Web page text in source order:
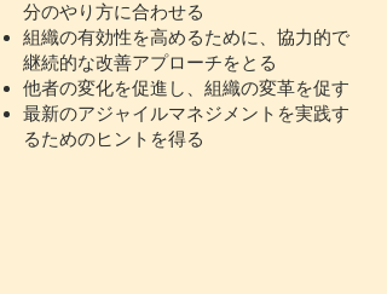
分のやり方に合わせる
組織の有効性を高めるために、協力的で
継続的な改善アプローチをとる
他者の変化を促進し、組織の変革を促す
最新のアジャイルマネジメントを実践す
るためのヒントを得る